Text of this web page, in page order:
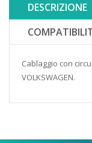
DESCRIZIONE
Cablaggio con
VOLKSWAGEN.